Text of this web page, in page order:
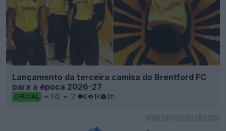
Lançamento da terceira camisa do Brentford FC
para a época 2026-27
OFICIAL 10 2 0 1K 3h